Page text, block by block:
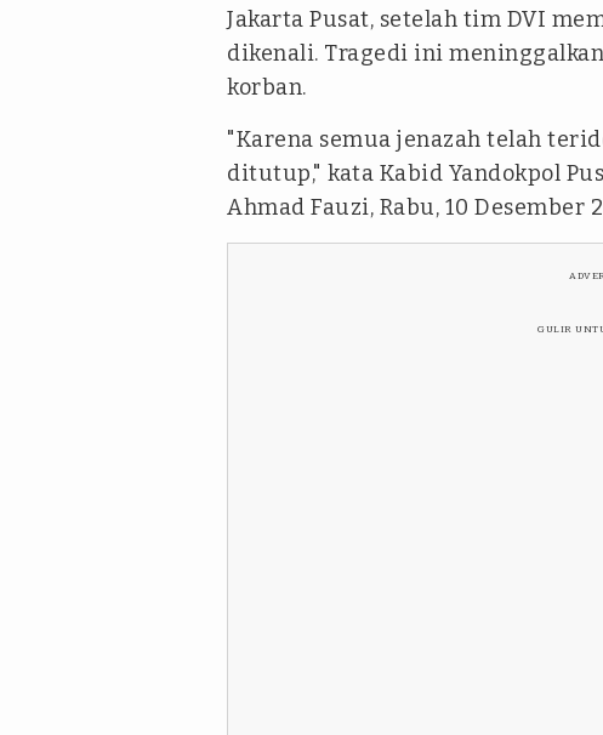
Jakarta Pusat, setelah tim DVI
dikenali. Tragedi ini
korban.
"Karena semua jenazah telah
ditutup," kata Kabid Yandokpol
Ahmad Fauzi, Rabu, 10 Desember
GULIR